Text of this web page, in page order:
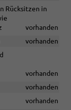
Rücksitzen in
vorhanden
vorhanden
vorhanden
vorhanden
vorhanden